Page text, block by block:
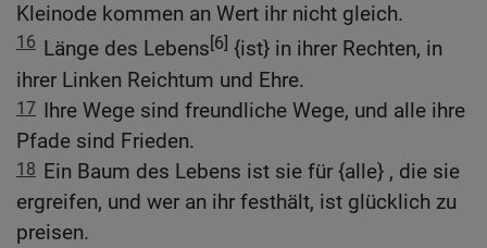
Kleinode kommen an Wert ihr nicht gleich.
16 Länge des Lebens[6] {ist} in ihrer Rechten, in
ihrer Linken Reichtum und Ehre.
17 Ihre Wege sind freundliche Wege, und alle ihre
Pfade sind Frieden.
18 Ein Baum des Lebens ist sie für {alle} , die sie
ergreifen, und wer an ihr festhält, ist glücklich zu
preisen.